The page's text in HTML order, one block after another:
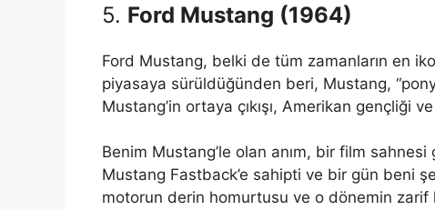
5. Ford Mustang (1964)
Ford Mustang, belki de tüm zamanların en
piyasaya sürüldüğünden beri, Mustang,
Mustang’in ortaya çıkışı, Amerikan gençliği
Benim Mustang’le olan anım, bir film sahnesi
Mustang Fastback’e sahipti ve bir gün beni
motorun derin homurtusu ve o dönemin zarif